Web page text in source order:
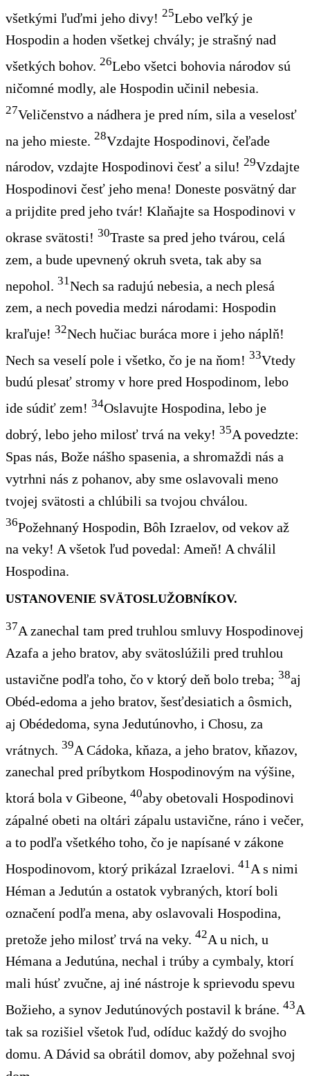
všetkými ľuďmi jeho divy! 25Lebo veľký je
Hospodin a hoden všetkej chvály; je strašný nad
všetkých bohov. 26Lebo všetci bohovia národov sú
ničomné modly, ale Hospodin učinil nebesia.
27Veličenstvo a nádhera je pred ním, sila a veselosť
na jeho mieste. 28Vzdajte Hospodinovi, čeľade
národov, vzdajte Hospodinovi česť a silu! 29Vzdajte
Hospodinovi česť jeho mena! Doneste posvätný dar
a prijdite pred jeho tvár! Klaňajte sa Hospodinovi v
okrase svätosti! 30Traste sa pred jeho tvárou, celá
zem, a bude upevnený okruh sveta, tak aby sa
nepohol. 31Nech sa radujú nebesia, a nech plesá
zem, a nech povedia medzi národami: Hospodin
kraľuje! 32Nech hučiac buráca more i jeho náplň!
Nech sa veselí pole i všetko, čo je na ňom! 33Vtedy
budú plesať stromy v hore pred Hospodinom, lebo
ide súdiť zem! 34Oslavujte Hospodina, lebo je
dobrý, lebo jeho milosť trvá na veky! 35A povedzte:
Spas nás, Bože nášho spasenia, a shromaždi nás a
vytrhni nás z pohanov, aby sme oslavovali meno
tvojej svätosti a chlúbili sa tvojou chválou.
36Požehnaný Hospodin, Bôh Izraelov, od vekov až
na veky! A všetok ľud povedal: Ameň! A chválil
Hospodina.
USTANOVENIE SVÄTOSLUŽOBNÍKOV.
37A zanechal tam pred truhlou smluvy Hospodinovej
Azafa a jeho bratov, aby svätoslúžili pred truhlou
ustavične podľa toho, čo v ktorý deň bolo treba; 38aj
Obéd-edoma a jeho bratov, šesťdesiatich a ôsmich,
aj Obédedoma, syna Jedutúnovho, i Chosu, za
vrátnych. 39A Cádoka, kňaza, a jeho bratov, kňazov,
zanechal pred príbytkom Hospodinovým na výšine,
ktorá bola v Gibeone, 40aby obetovali Hospodinovi
zápalné obeti na oltári zápalu ustavične, ráno i večer,
a to podľa všetkého toho, čo je napísané v zákone
Hospodinovom, ktorý prikázal Izraelovi. 41A s nimi
Héman a Jedutún a ostatok vybraných, ktorí boli
označení podľa mena, aby oslavovali Hospodina,
pretože jeho milosť trvá na veky. 42A u nich, u
Hémana a Jedutúna, nechal i trúby a cymbaly, ktorí
mali húsť zvučne, aj iné nástroje k sprievodu spevu
Božieho, a synov Jedutúnových postavil k bráne. 43A
tak sa rozišiel všetok ľud, odíduc každý do svojho
domu. A Dávid sa obrátil domov, aby požehnal svoj